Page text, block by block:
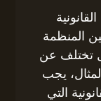
المنظمة
تختلف عن
يجب
التي